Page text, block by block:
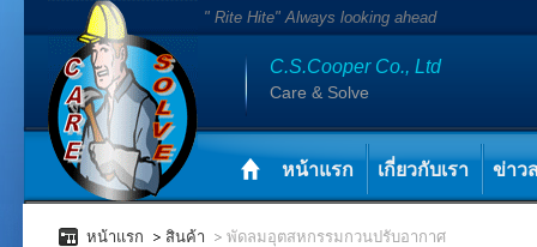
" Rite Hite" Always looking ahead
C.S.Cooper Co., Ltd
Care & Solve
หน้าแรก เกี่ยวกับเรา ข่าว
หน้าแรก สินค้า พัดลมอุตสหกรรมกวนปรับอากาศ